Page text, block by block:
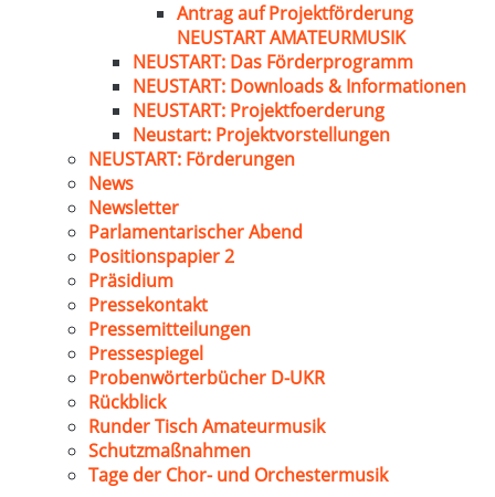
Antrag auf Projektförderung
NEUSTART AMATEURMUSIK
NEUSTART: Das Förderprogramm
NEUSTART: Downloads & Informationen
NEUSTART: Projektfoerderung
Neustart: Projektvorstellungen
NEUSTART: Förderungen
News
Newsletter
Parlamentarischer Abend
Positionspapier 2
Präsidium
Pressekontakt
Pressemitteilungen
Pressespiegel
Probenwörterbücher D-UKR
Rückblick
Runder Tisch Amateurmusik
Schutzmaßnahmen
Tage der Chor- und Orchestermusik